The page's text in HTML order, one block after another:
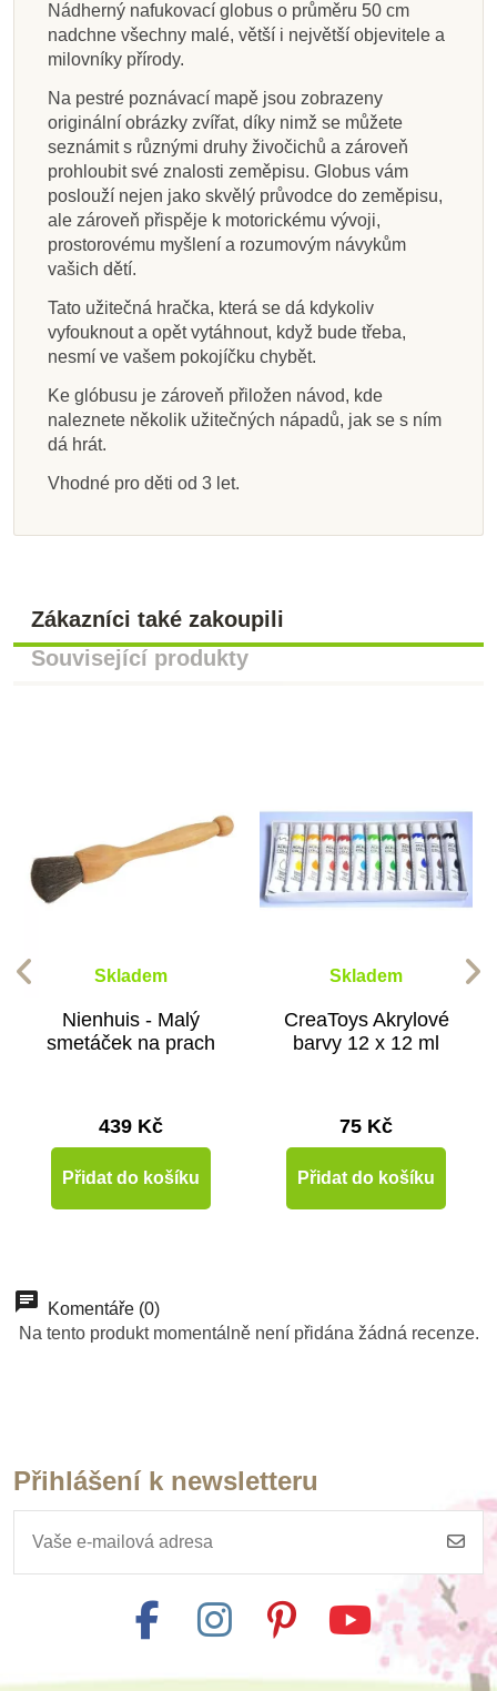
Na dotaz
Castorland Puzzle
mapa ČR-120 dílků a
14 x kvíz
211 Kč234 Kč
Zobrazit detail
Goki Puzzle na
desce - Evropa
447 Kč497 Kč
Přidat do košíku
Skladem
Goki Kulaté puzzle
svět - zvířata
338 Kč375 Kč
Přidat do košíku
Caly Nafukovací
globus 50 cm -
Zeměkoule
411 Kč457 Kč
Přidat do košíku
Skladem
Svojtka & CO Moje
sada Montessori -
Vlajky světa
476 Kč529 Kč
Přidat do košíku
Sentosphere Puzzle -
mapa světa se
zvířaty
311 Kč444 Kč
Přidat do košíku
Skladem
Caly Nafukovací
globus 85 cm -
Zeměkoule XXL
1 026 Kč1 140 Kč
Přidat do košíku
Caly Nafukovací
globus 30 cm - Malý
cestovatel
238 Kč265 Kč
Přidat do košíku
Nádherný nafukovací globus o průměru 50 cm
nadchne všechny malé, větší i největší objevitele a
milovníky přírody.
Na pestré poznávací mapě jsou zobrazeny
originální obrázky zvířat, díky nimž se můžete
seznámit s různými druhy živočichů a zároveň
prohloubit své znalosti zeměpisu. Globus vám
poslouží nejen jako skvělý průvodce do zeměpisu,
ale zároveň přispěje k motorickému vývoji,
prostorovému myšlení a rozumovým návykům
vašich dětí.
Tato užitečná hračka, která se dá kdykoliv
vyfouknout a opět vytáhnout, když bude třeba,
nesmí ve vašem pokojíčku chybět.
Ke glóbusu je zároveň přiložen návod, kde
naleznete několik užitečných nápadů, jak se s ním
dá hrát.
Vhodné pro děti od 3 let.
Zákazníci také zakoupili
Související produkty
Skladem
Nienhuis - Malý
smetáček na prach
439 Kč
Přidat do košíku
Skladem
CreaToys Akrylové
barvy 12 x 12 ml
75 Kč
Přidat do košíku
Do školy
Skladem
Poketo Abeceda
50 Kč 59 Kč
Komentáře (0)
Na tento produkt momentálně není přidána žádná recenze.
Přihlášení k newsletteru